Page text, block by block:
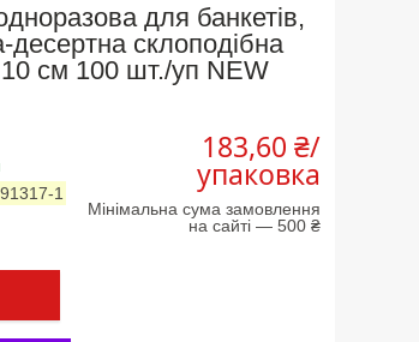
для банкетів,
склоподібна
см 100 шт./уп NEW
1
183,60 ₴/
упаковка
Мінімальна сума замовлення
на сайті — 500 ₴